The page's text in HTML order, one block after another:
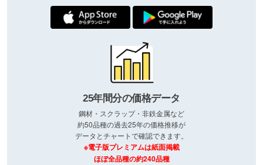
25年間分の価格データ
鋼材・スクラップ・非鉄金属など
約50品種の過去25年の価格推移が
データとチャートで確認できます。
※電子版プレミアムは紙面掲載
ほぼ全品種の約240品種